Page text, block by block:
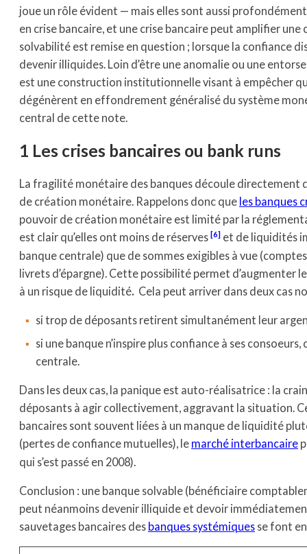
joue un rôle évident — mais elles sont aussi
en crise bancaire, et une crise bancaire peut amplifier
solvabilité est remise en question ; lorsque la confiance
devenir illiquides. Loin d’être une anomalie ou une
est une construction institutionnelle visant à empêcher
dégénèrent en effondrement généralisé du système
central de cette note.
1 Les crises bancaires ou bank runs
La fragilité monétaire des banques découle directement
de création monétaire. Rappelons donc que les banques
pouvoir de création monétaire est limité par la
est clair qu’elles ont moins de réserves 6 et de liquidités
banque centrale) que de sommes exigibles à vue
livrets d’épargne). Cette possibilité permet d’augmenter
à un risque de liquidité. Cela peut arriver dans deux cas
si trop de déposants retirent simultanément leur
si une banque n’inspire plus confiance à ses
centrale.
Dans les deux cas, la panique est auto-réalisatrice : la
déposants à agir collectivement, aggravant la situation.
bancaires sont souvent liées à un manque de liquidité
(pertes de confiance mutuelles), le marché interbancaire
qui s’est passé en 2008).
Conclusion : une banque solvable (bénéficiaire
peut néanmoins devenir illiquide et devoir
sauvetages bancaires des banques systémiques se font